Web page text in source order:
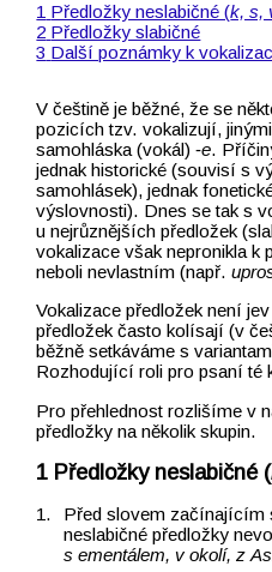
Předložky neslabičné (k, s,
Předložky slabičné
Další poznámky k
V češtině je běžné, že se
pozicích tzv. vokalizují,
samohláska (vokál) ‑e.
jednak historické (souvisí s
samohlásek), jednak
výslovnosti). Dnes se tak s
u nejrůznějších předložek
vokalizace však nepronikla k
neboli nevlastním (např.
Vokalizace předložek není
předložek často kolísají (v
běžně setkáváme s
Rozhodující roli pro psaní té
Pro přehlednost rozlišíme v
předložky na několik skupin.
Předložky neslabičné (
Před slovem začínajícím
neslabičné předložky
s ementálem, v okolí, z